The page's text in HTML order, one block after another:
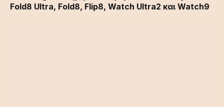
Fold8 Ultra, Fold8, Flip8, Watch Ultra2 και Watch9